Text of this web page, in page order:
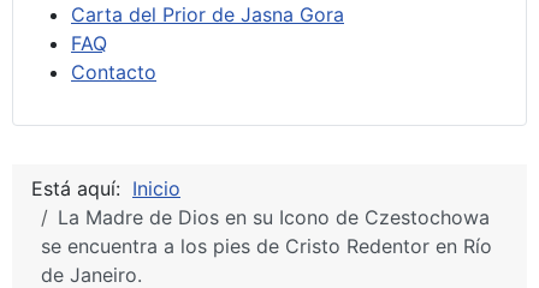
Carta del Prior de Jasna Gora
FAQ
Contacto
Está aquí: Inicio
La Madre de Dios en su Icono de Czestochowa
se encuentra a los pies de Cristo Redentor en Río
de Janeiro.